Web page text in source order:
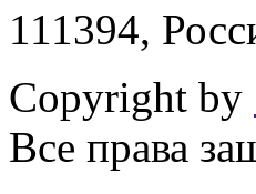
111394,
Copyright by
Все права